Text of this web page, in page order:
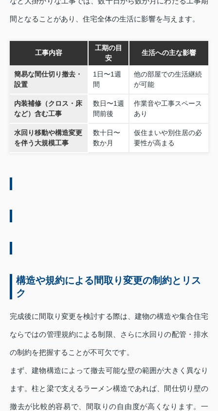
間となることがあり、住宅全体の生活に影響を与えます。
工事内容
工期の目
安
生活への主な影響
簡易な間仕切り撤去・
設置
1日〜1週
間
他の部屋での生活継続
が可能
内装補修（クロス・床
など）含む工事
数日〜1週
間前後
作業音や工事スペース
あり
水回り移動や構造変更
を伴う大規模工事
数十日〜
数か月
仮住まいや別住居の必
要性が高まる
構造や規約による間取り変更の制約とリス
ク
完成後に間取り変更を検討する際は、建物の構造や集合住宅
ならではの管理規約による制限、さらに水回りの配管・排水
の制約を把握することが不可欠です。
まず、建物構造によって撤去可能な壁の範囲が大きく異なり
ます。柱と梁で支えるラーメン構造であれば、間仕切り壁の
撤去が比較的容易で、間取りの自由度が高くなります。一